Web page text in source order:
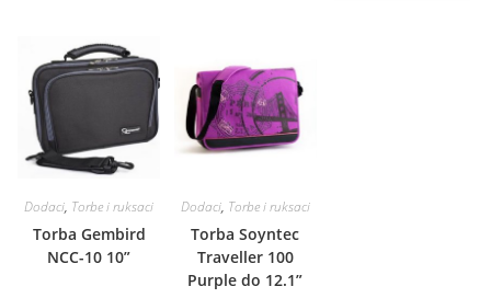
Dodaci, Torbe i ruksaci
Torba Gembird
NCC-10 10”
Dodaci, Torbe i ruksaci
Torba Soyntec
Traveller 100
Purple do 12.1”